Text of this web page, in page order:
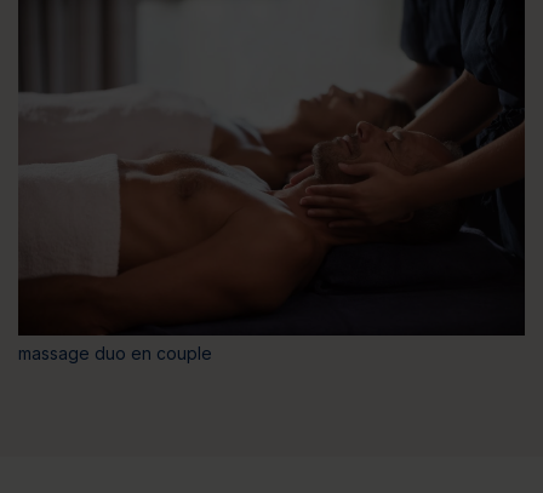
massage duo en couple